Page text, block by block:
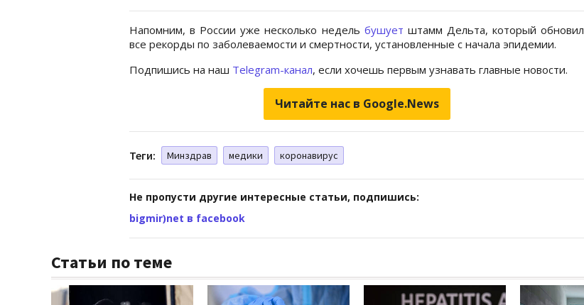
Напомним, в России уже несколько недель бушует штамм Дельта, который обновил
все рекорды по заболеваемости и смертности, установленные с начала эпидемии.
Подпишись на наш Telegram-канал, если хочешь первым узнавать главные новости.
Читайте нас в Google.News
Теги: Минздрав медики коронавирус
Не пропусти другие интересные статьи, подпишись:
bigmir)net в facebook
Статьи по теме